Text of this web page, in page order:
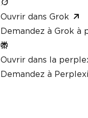
Ouvrir dans Grok
Demandez à Grok à
Ouvrir dans la
Demandez à